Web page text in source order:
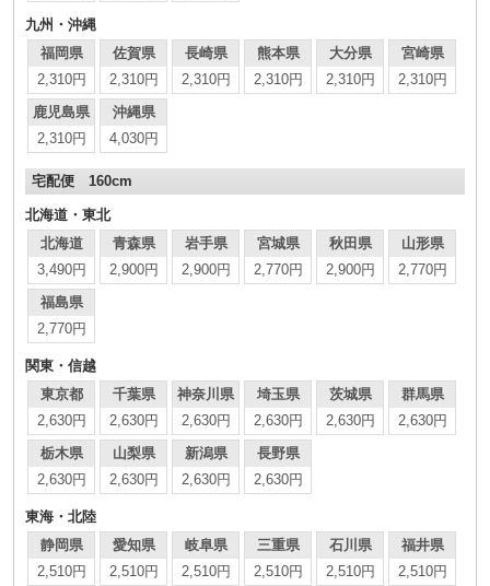
九州・沖縄
福岡県
2,310円
佐賀県
2,310円
長崎県
2,310円
熊本県
2,310円
大分県
2,310円
宮崎県
2,310円
鹿児島県
2,310円
沖縄県
4,030円
宅配便 160cm
北海道・東北
北海道
3,490円
青森県
2,900円
岩手県
2,900円
宮城県
2,770円
秋田県
2,900円
山形県
2,770円
福島県
2,770円
関東・信越
東京都
2,630円
千葉県
2,630円
神奈川県
2,630円
埼玉県
2,630円
茨城県
2,630円
群馬県
2,630円
栃木県
2,630円
山梨県
2,630円
新潟県
2,630円
長野県
2,630円
東海・北陸
静岡県
2,510円
愛知県
2,510円
岐阜県
2,510円
三重県
2,510円
石川県
2,510円
福井県
2,510円